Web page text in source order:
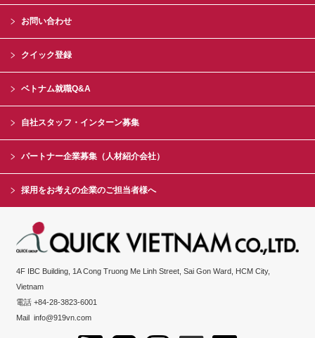
お問い合わせ
クイック登録
ベトナム就職Q&A
自社スタッフ・インターン募集
パートナー企業募集（人材紹介会社）
採用をお考えの企業のご担当者様へ
4F IBC Building, 1A Cong Truong Me Linh Street, Sai Gon Ward, HCM City,
Vietnam
電話 +84-28-3823-6001
Mailinfo@919vn.com